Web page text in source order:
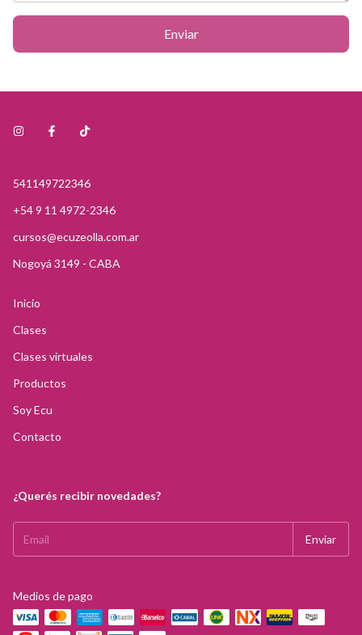
Enviar
541149722346
+54 9 11 4972-2346
cursos@ecuzeolla.com.ar
Nogoyá 3149 - CABA
Inicio
Clases
Clases virtuales
Productos
Soy Ecu
Contacto
¿Querés recibir novedades?
Medios de pago